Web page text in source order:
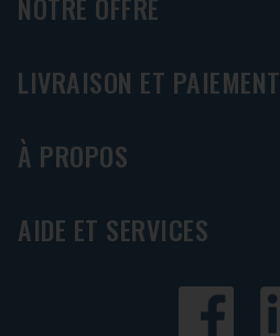
NOTRE OFFRE
LIVRAISON ET PAIEMENT
À PROPOS
AIDE ET SERVICES